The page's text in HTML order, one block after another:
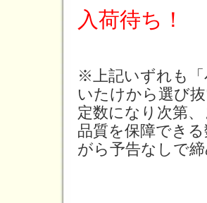
入荷待ち！
※上記いずれも「
いたけから選び
定数になり次第
品質を保障でき
がら予告なしで